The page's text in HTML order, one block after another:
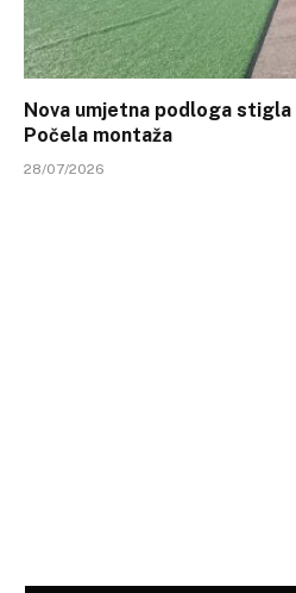
Nova umjetna podloga stigla
Počela montaža
28/07/2026